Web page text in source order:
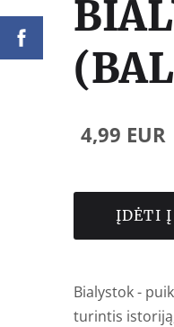
4,99 EUR
ĮDĖTI Į
Bialystok -
turintis